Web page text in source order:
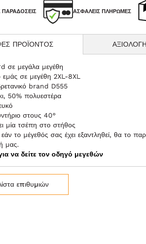
ΑΣΦΑΛΕΊΣ ΠΛΗΡΩΜΈΣ
ΠΡΟΪΟΝΤΟΣ
σε μεγάλα μεγέθη
σε μεγέθη 2XL-8XL
brand D555
50% πολυεστέρα
στους 40°
μία τσέπη στο στήθος
το μέγεθός σας έχει εξαντληθεί, θα το
μας.
να δείτε τον οδηγό μεγεθών
επιθυμιών